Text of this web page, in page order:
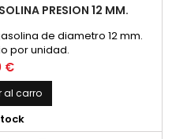
PRESION 12 MM.
de diametro 12 mm.
por unidad.
€
al carro